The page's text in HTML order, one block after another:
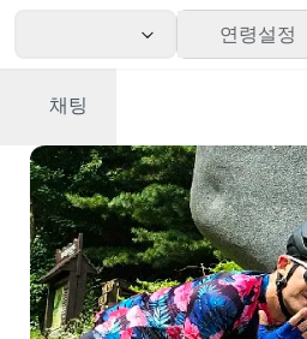
연령설정
채팅